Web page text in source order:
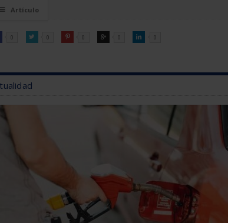
☰ Artículo
0 
TWITTER0 
PINTEREST
0 
GOOGLE0 
LINKEDIN
0